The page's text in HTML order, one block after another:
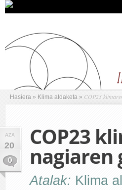
Hasiera » Klima aldaketa » COP23
AZA
20
0
COP23
nagiaren
Atalak: Klima